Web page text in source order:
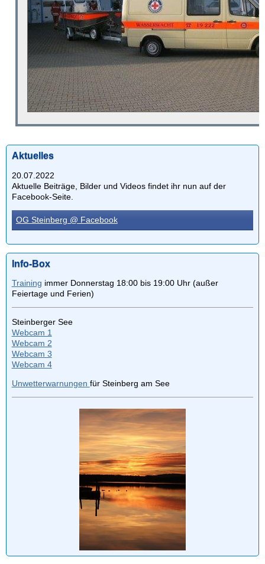
Aktuelles
20.07.2022
Aktuelle Beiträge, Bilder und Videos findet ihr nun auf der
Facebook-Seite.
OG Steinberg @ Facebook
Info-Box
Training immer Donnerstag 18:00 bis 19:00 Uhr (außer
Feiertage und Ferien)
Steinberger See
Webcam 1
Webcam 2
Webcam 3
Webcam 4
Unwetterwarnungen für Steinberg am See